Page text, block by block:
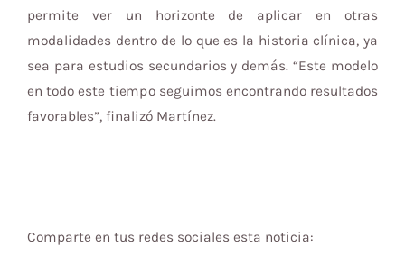
permite ver un horizonte de aplicar en otras
modalidades dentro de lo que es la historia clínica, ya
sea para estudios secundarios y demás. “Este modelo
en todo este tiempo seguimos encontrando resultados
favorables”, finalizó Martínez.
Comparte en tus redes sociales esta noticia: